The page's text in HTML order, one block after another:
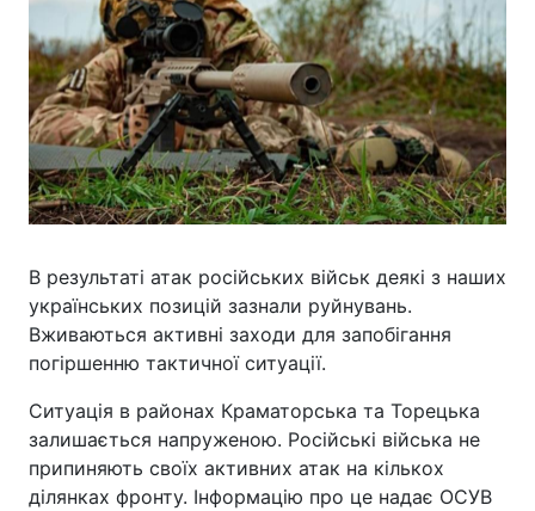
В результаті атак російських військ деякі з наших
українських позицій зазнали руйнувань.
Вживаються активні заходи для запобігання
погіршенню тактичної ситуації.
Ситуація в районах Краматорська та Торецька
залишається напруженою. Російські війська не
припиняють своїх активних атак на кількох
ділянках фронту. Інформацію про це надає ОСУВ